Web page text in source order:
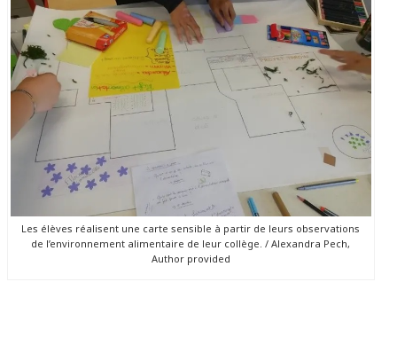
Les élèves réalisent une carte sensible à partir de leurs observations
de l’environnement alimentaire de leur collège. / Alexandra Pech,
Author provided